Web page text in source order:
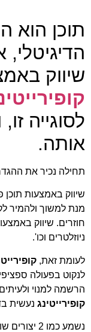
תוכן הוא
שיווק
לסוגייה
אותה.
תחילה נכיר את
שיווק באמצעות תוכן
מנת למשוך ולהמיר
חוזרים. שיווק
ניוזלטרים וכו'.
לעומת זאת,
לנקוט בפעולה
הרשמה למנוי
קופירייטינג נעשית
נשמע כמו 2 יצורים שונים לחלוטין, נכון?